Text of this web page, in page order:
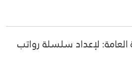
لإعداد سلسلة رواتب